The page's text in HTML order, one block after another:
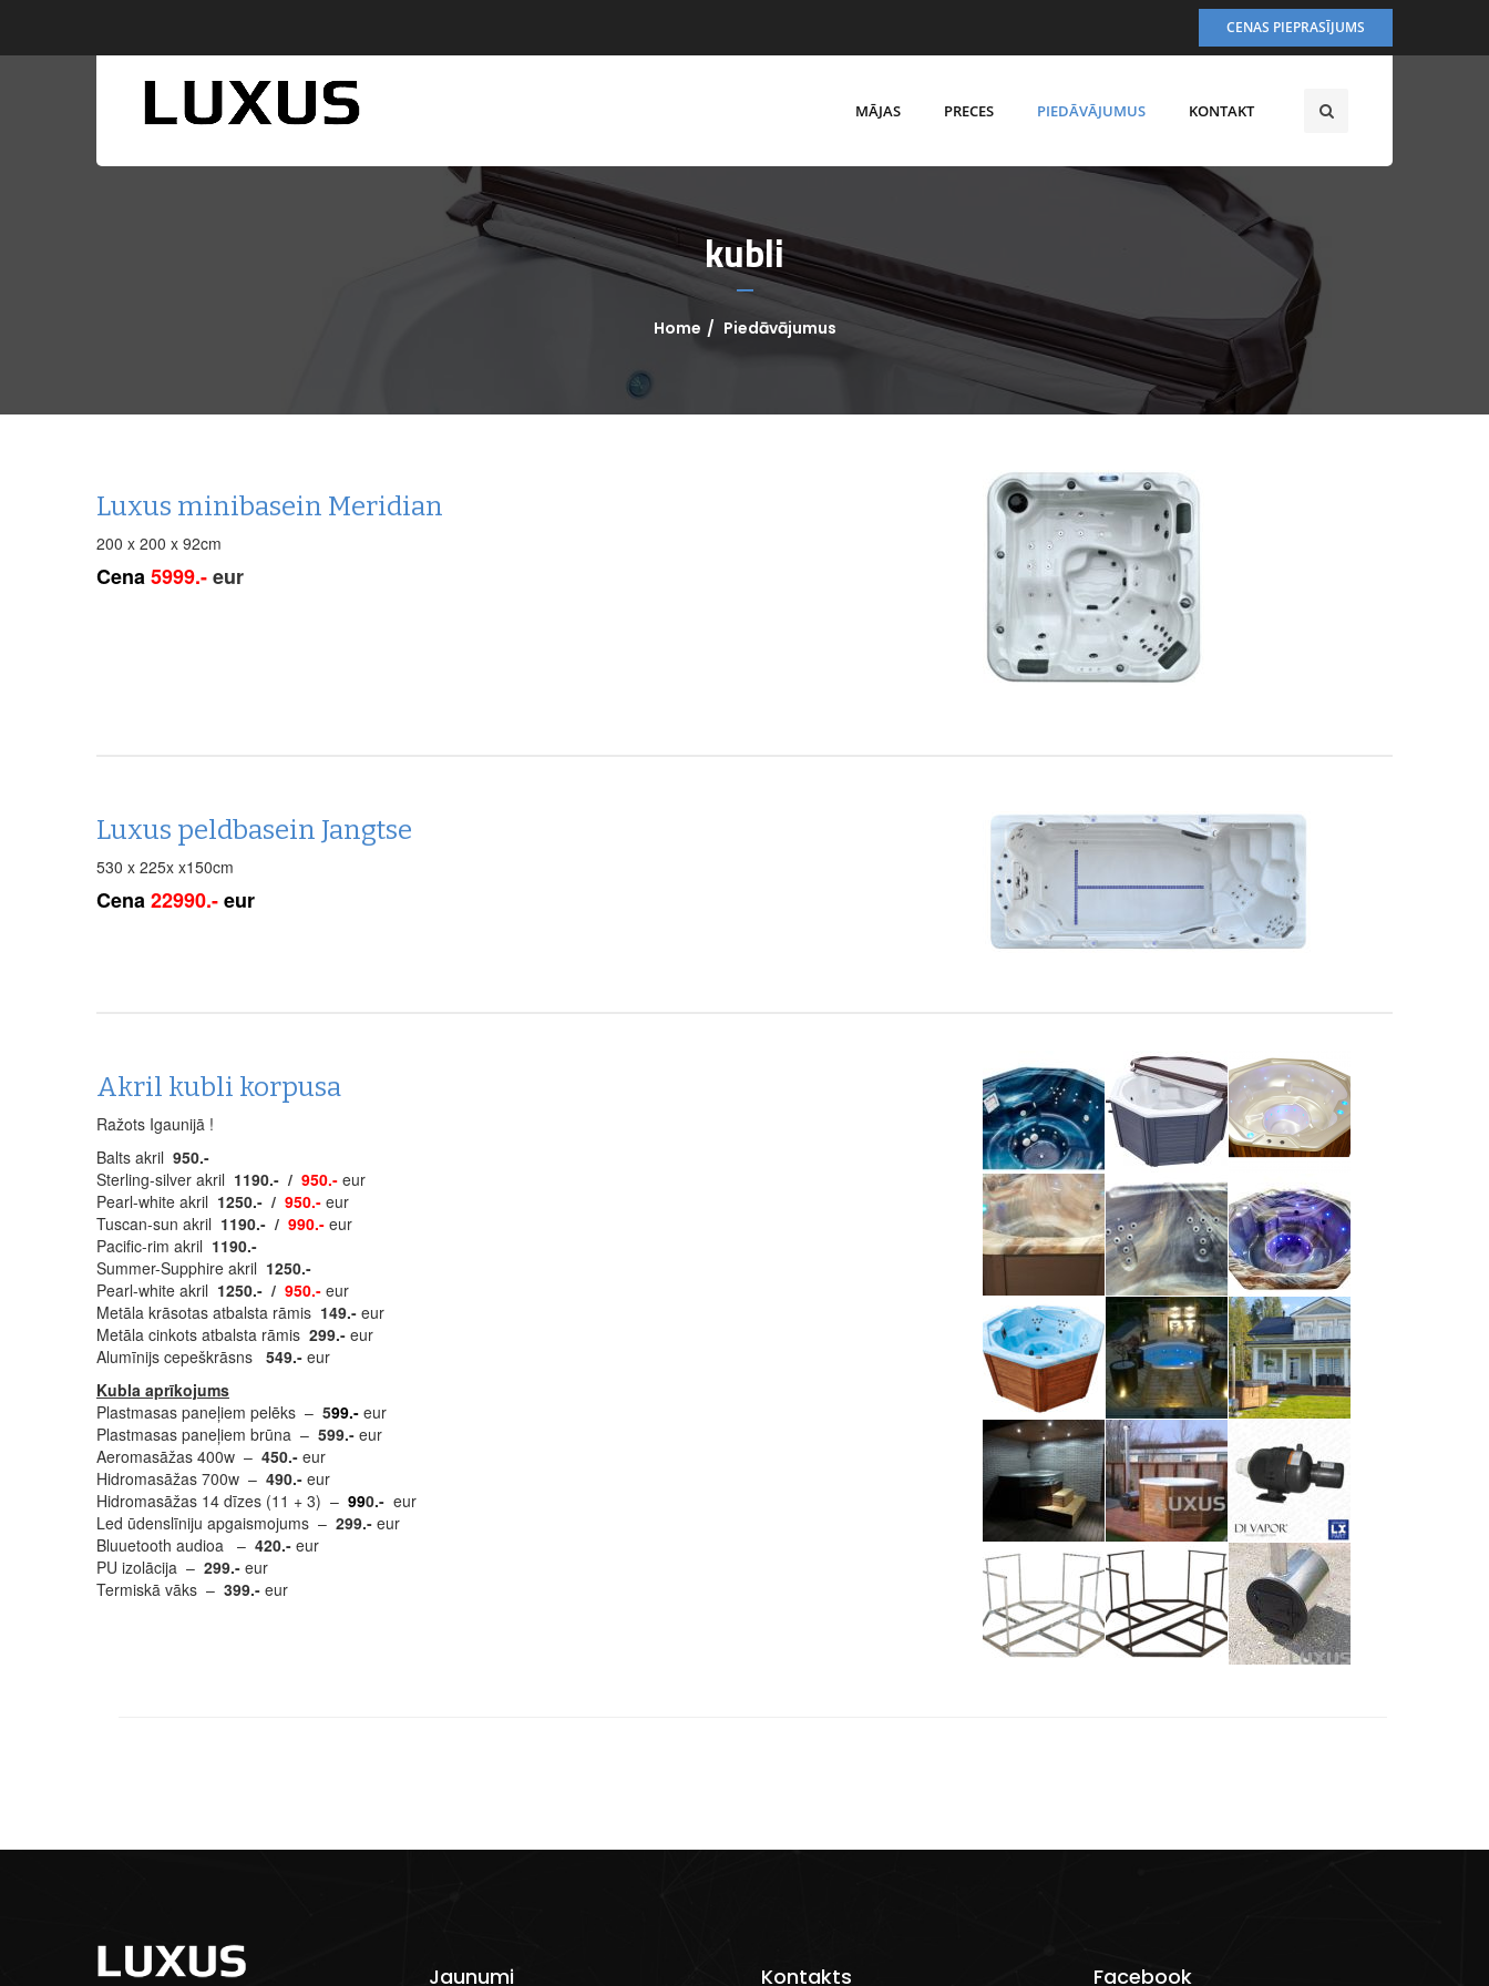
CENAS PIEPRASĪJUMS
MĀJAS PRECES PIEDĀVĀJUMUS KONTAKT
kubli
Home Piedāvājumus
Luxus minibasein Meridian
200 x 200 x 92cm
Cena5999.-eur
Luxus peldbasein Jangtse
530 x 225x x150cm
Cena22990.-eur
Akril kubli korpusa
Ražots Igaunijā !
Balts akril 950.-
Sterling-silver akril 1190.- / 950.- eur
Pearl-white akril 1250.- / 950.- eur
Tuscan-sun akril 1190.- / 990.- eur
Pacific-rim akril 1190.-
Summer-Supphire akril 1250.-
Pearl-white akril 1250.- / 950.- eur
Metāla krāsotas atbalsta rāmis 149.- eur
Metāla cinkots atbalsta rāmis 299.- eur
Alumīnijs cepeškrāsns 549.- eur
Kubla aprīkojums
Plastmasas paneļiem pelēks – 599.- eur
Plastmasas paneļiem brūna – 599.- eur
Aeromasāžas 400w – 450.- eur
Hidromasāžas 700w – 490.- eur
Hidromasāžas 14 dīzes (11 + 3) – 990.- eur
Led ūdenslīniju apgaismojums – 299.- eur
Bluuetooth audioa – 420.- eur
PU izolācija – 299.- eur
Termiskā vāks – 399.- eur
Jaunumi Kontakts Facebook